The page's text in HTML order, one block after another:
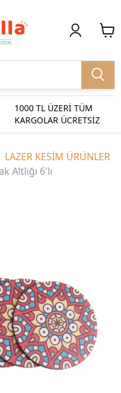
1000 TL ÜZERİ TÜM
KARGOLAR ÜCRETSİZ
LAZER KESİM ÜRÜNLER
Altlığı 6'lı